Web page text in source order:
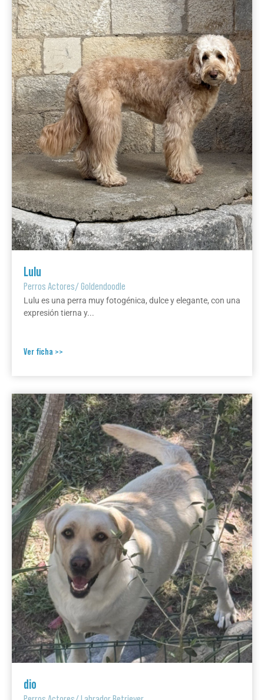
Lulu
Perros Actores/Goldendoodle
Lulu es una perra muy fotogénica, dulce y elegante, con una
expresión tierna y...
Ver ficha >>
dio